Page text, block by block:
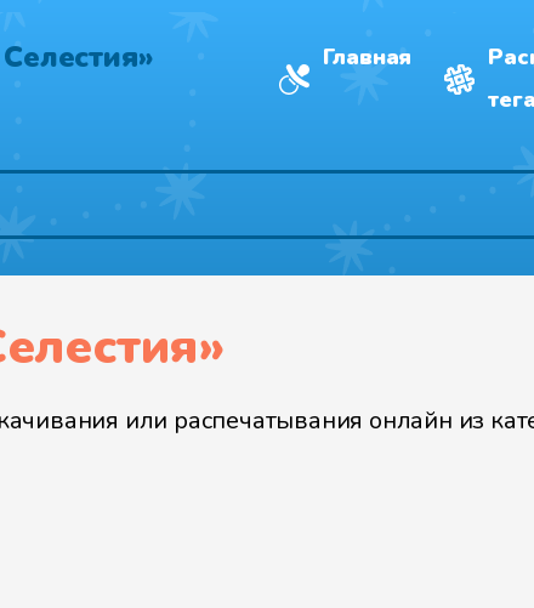
Главная
или распечатывания онлайн из